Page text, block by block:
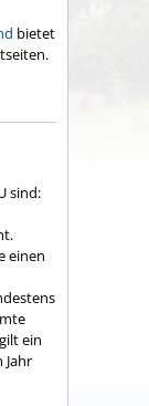
bietet
sind:
einen
ein
Jahr